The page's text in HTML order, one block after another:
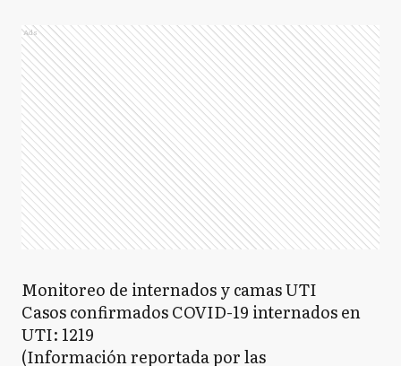
Ads
Monitoreo de internados y camas UTI
Casos confirmados COVID-19 internados en
UTI: 1219
(Información reportada por las